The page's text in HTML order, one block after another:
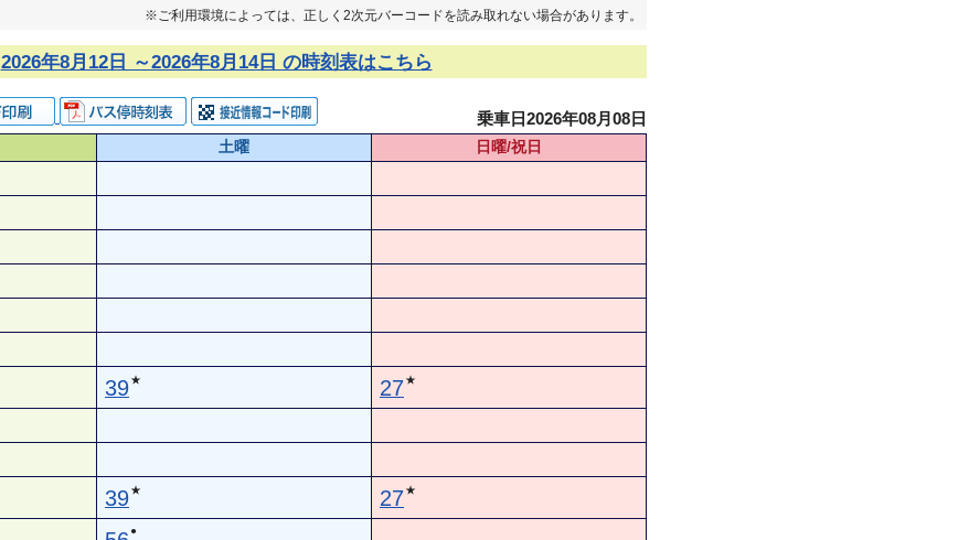
※ご利用環境によっては、正しく2次元バーコードを読み取れない場合があります。
2026年8月12日 ～2026年8月14日 の時刻表はこちら
乗車日2026年08月08日
土曜
日曜/祝日
39★ 27★
39★ 27★
●